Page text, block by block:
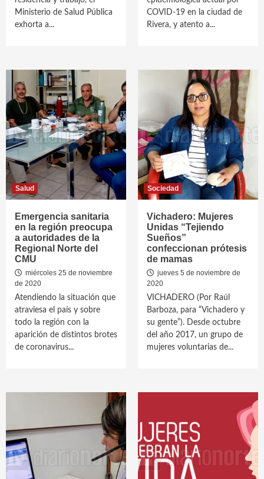
Ministerio de Salud Pública
exhorta a...
COVID-19 en la ciudad de
Rivera, y atento a...
Salud
Emergencia sanitaria
en la región preocupa
a autoridades de la
Regional Norte del
CMU
miércoles 25 de noviembre
de 2020
Atendiendo la situación que
atraviesa el país y sobre
todo la región con la
aparición de distintos brotes
de coronavirus...
Sociedad
Vichadero: Mujeres
Unidas “Tejiendo
Sueños”
confeccionan prótesis
de mamas
jueves 5 de noviembre de
2020
VICHADERO (Por Raúl
Barboza, para “Vichadero y
su gente”). Desde octubre
del año 2017, un grupo de
mujeres voluntarias de...